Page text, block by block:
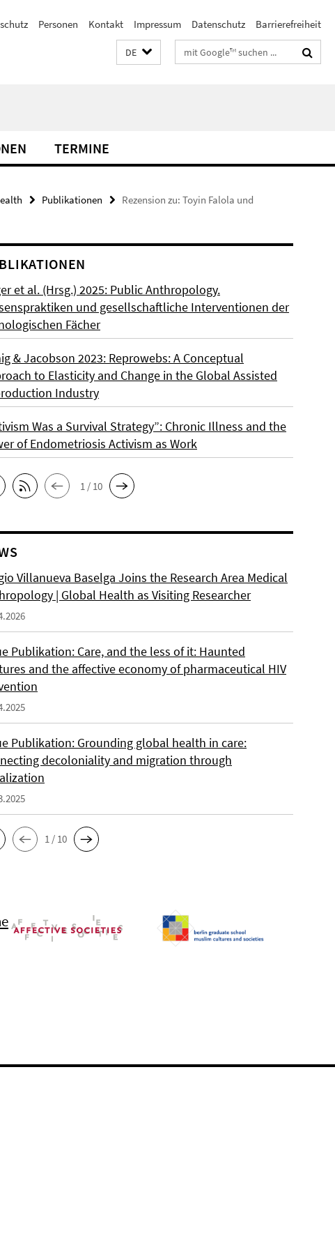
Personen Kontakt Impressum Datenschutz Barrierefreiheit
DE Suchbegriffe
TERMINE
Publikationen
Rezension zu: Toyin Falola und
et al. (Hrsg.) 2025: Public Anthropology.
und gesellschaftliche Interventionen der
Fächer
& Jacobson 2023: Reprowebs: A Conceptual
to Elasticity and Change in the Global Assisted
Industry
Was a Survival Strategy”: Chronic Illness and the
of Endometriosis Activism as Work
1 / 10
Villanueva Baselga Joins the Research Area Medical
| Global Health as Visiting Researcher
Publikation: Care, and the less of it: Haunted
and the affective economy of pharmaceutical HIV
Publikation: Grounding global health in care:
decoloniality and migration through
1 / 10